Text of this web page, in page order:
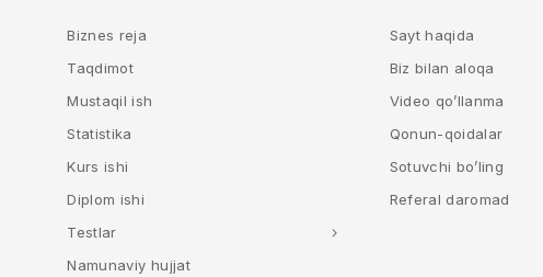
Biznes reja
Taqdimot
Mustaqil ish
Statistika
Kurs ishi
Diplom ishi
Testlar
Namunaviy hujjat
Sayt haqida
Biz bilan aloqa
Video qo’llanma
Qonun-qoidalar
Sotuvchi bo’ling
Referal daromad